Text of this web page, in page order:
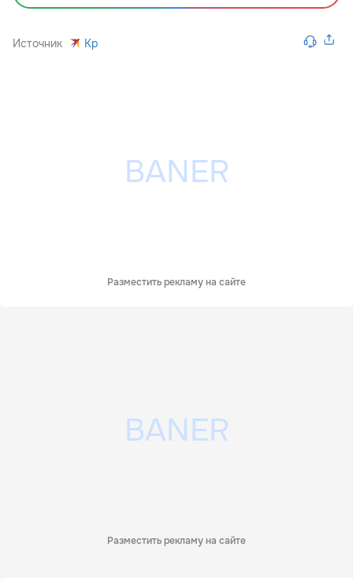
Источник Kp
Разместить рекламу на сайте
Разместить рекламу на сайте